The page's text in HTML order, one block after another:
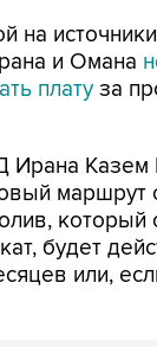
на
и Омана
плату за
Казем
маршрут
который
будет
или,